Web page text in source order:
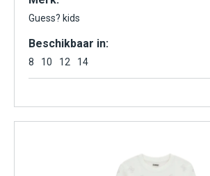
Guess? kids
Beschikbaar in:
8 10 12 14